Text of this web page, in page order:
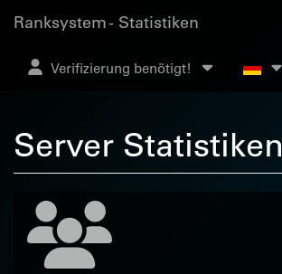
Ranksystem - Statistiken
Verifizierung benötigt!
Server Statistiken